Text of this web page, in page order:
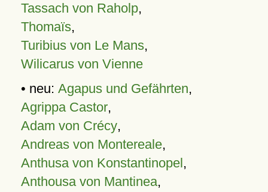
Tassach von Raholp,
Thomaïs,
Turibius von Le Mans,
Wilicarus von Vienne
• neu: Agapus und Gefährten,
Agrippa Castor,
Adam von Crécy,
Andreas von Montereale,
Anthusa von Konstantinopel,
Anthousa von Mantinea,